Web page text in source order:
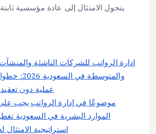
يتحول الامتثال إلى عادة مؤسسية
إدارة الرواتب للشركات الناشئة
والمتوسطة في
عملية دون
الموارد البشرية في السعودية
استراتيجية الامتثال لعام